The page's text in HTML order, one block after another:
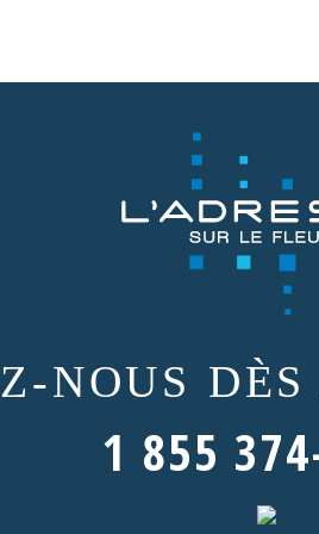
NOUS
1 855